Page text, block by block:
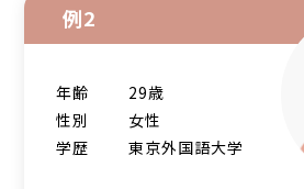
例2
年齢
29歳
性別
女性
学歴
東京外国語大学